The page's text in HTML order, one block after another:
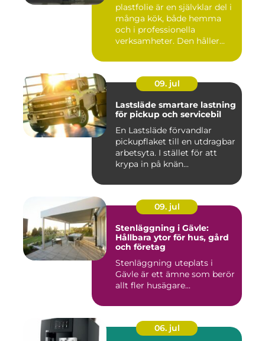
plastfolie är en självklar del i
många kök, både hemma
och i professionella
verksamheter. Den håller...
09. jul
Lastsläde smartare lastning
för pickup och servicebil
En Lastsläde förvandlar
pickupflaket till en utdragbar
arbetsyta. I stället för att
krypa in på knän...
09. jul
Stenläggning i Gävle:
Hållbara ytor för hus, gård
och företag
Stenläggning uteplats i
Gävle är ett ämne som berör
allt fler husägare...
06. jul